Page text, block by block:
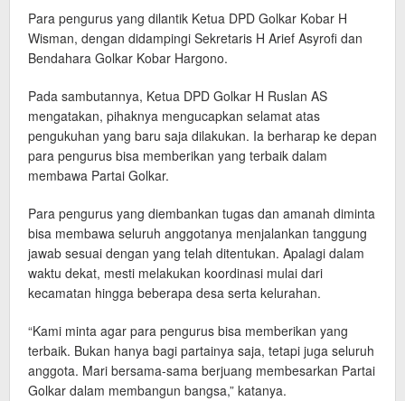
Para pengurus yang dilantik Ketua DPD Golkar Kobar H
Wisman, dengan didampingi Sekretaris H Arief Asyrofi dan
Bendahara Golkar Kobar Hargono.
Pada sambutannya, Ketua DPD Golkar H Ruslan AS
mengatakan, pihaknya mengucapkan selamat atas
pengukuhan yang baru saja dilakukan. Ia berharap ke depan
para pengurus bisa memberikan yang terbaik dalam
membawa Partai Golkar.
Para pengurus yang diembankan tugas dan amanah diminta
bisa membawa seluruh anggotanya menjalankan tanggung
jawab sesuai dengan yang telah ditentukan. Apalagi dalam
waktu dekat, mesti melakukan koordinasi mulai dari
kecamatan hingga beberapa desa serta kelurahan.
“Kami minta agar para pengurus bisa memberikan yang
terbaik. Bukan hanya bagi partainya saja, tetapi juga seluruh
anggota. Mari bersama-sama berjuang membesarkan Partai
Golkar dalam membangun bangsa,” katanya.